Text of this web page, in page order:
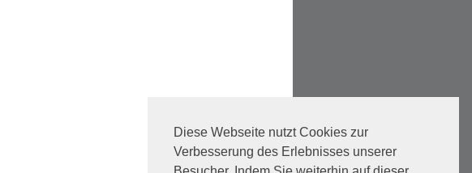
Diese Webseite nutzt Cookies zur
Verbesserung des Erlebnisses unserer